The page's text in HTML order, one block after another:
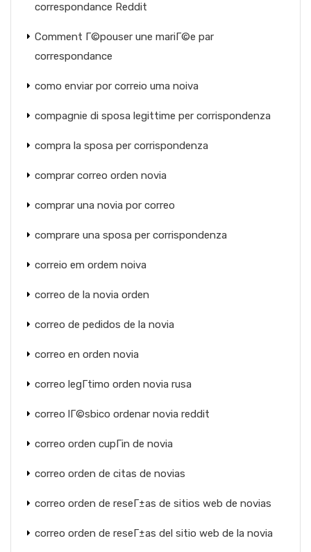
correspondance Reddit
Comment Г©pouser une mariГ©e par
correspondance
como enviar por correio uma noiva
compagnie di sposa legittime per corrispondenza
compra la sposa per corrispondenza
comprar correo orden novia
comprar una novia por correo
comprare una sposa per corrispondenza
correio em ordem noiva
correo de la novia orden
correo de pedidos de la novia
correo en orden novia
correo legГ­timo orden novia rusa
correo lГ©sbico ordenar novia reddit
correo orden cupГіn de novia
correo orden de citas de novias
correo orden de reseГ±as de sitios web de novias
correo orden de reseГ±as del sitio web de la novia